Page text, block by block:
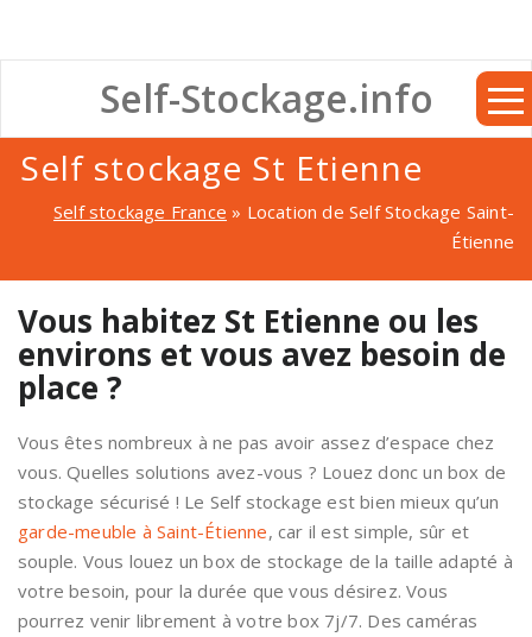
Self-Stockage.info
Self stockage St Etienne
Self stockage France » Location de Self Stockage Saint-
Étienne
Vous habitez St Etienne ou les
environs et vous avez besoin de
place ?
Vous êtes nombreux à ne pas avoir assez d’espace chez
vous. Quelles solutions avez-vous ? Louez donc un box de
stockage sécurisé ! Le Self stockage est bien mieux qu’un
garde-meuble à Saint-Étienne, car il est simple, sûr et
souple. Vous louez un box de stockage de la taille adapté à
votre besoin, pour la durée que vous désirez. Vous
pourrez venir librement à votre box 7j/7. Des caméras